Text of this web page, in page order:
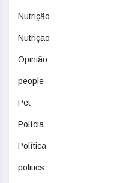
Nutrição
Nutriçao
Opinião
people
Pet
Polícia
Política
politics